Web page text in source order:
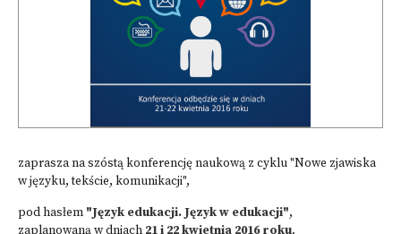
zaprasza na szóstą konferencję naukową z cyklu "Nowe zjawiska
w języku, tekście, komunikacji",
pod hasłem "Język edukacji. Język w edukacji",
zaplanowaną w dniach 21 i 22 kwietnia 2016 roku.